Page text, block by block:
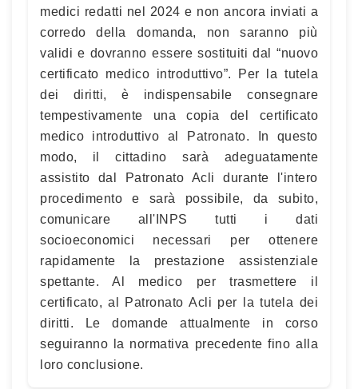
medici redatti nel 2024 e non ancora inviati a
corredo della domanda, non saranno più
validi e dovranno essere sostituiti dal “nuovo
certificato medico introduttivo”. Per la tutela
dei diritti, è indispensabile consegnare
tempestivamente una copia del certificato
medico introduttivo al Patronato. In questo
modo, il cittadino sarà adeguatamente
assistito dal Patronato Acli durante l'intero
procedimento e sarà possibile, da subito,
comunicare all'INPS tutti i dati
socioeconomici necessari per ottenere
rapidamente la prestazione assistenziale
spettante. Al medico per trasmettere il
certificato, al Patronato Acli per la tutela dei
diritti. Le domande attualmente in corso
seguiranno la normativa precedente fino alla
loro conclusione.